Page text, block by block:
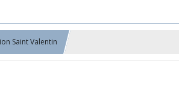
Saint Valentin